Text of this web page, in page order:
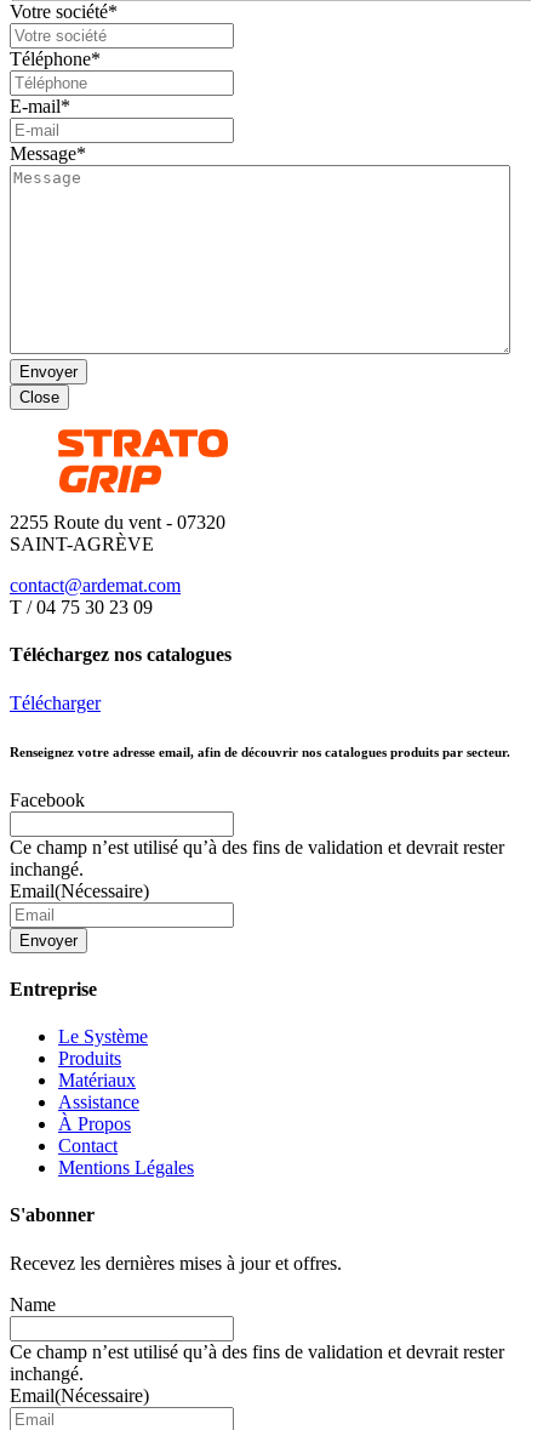
Votre société*
Téléphone*
E-mail*
Message*
Close
2255 Route du vent - 07320
SAINT-AGRÈVE
contact@ardemat.com
T / 04 75 30 23 09
Téléchargez nos catalogues
Télécharger
Renseignez votre adresse email, afin de découvrir nos catalogues produits par secteur.
Facebook
Ce champ n’est utilisé qu’à des fins de validation et devrait rester
inchangé.
Email(Nécessaire)
Entreprise
Le Système
Produits
Matériaux
Assistance
À Propos
Contact
Mentions Légales
S'abonner
Recevez les dernières mises à jour et offres.
Name
Ce champ n’est utilisé qu’à des fins de validation et devrait rester
inchangé.
Email(Nécessaire)